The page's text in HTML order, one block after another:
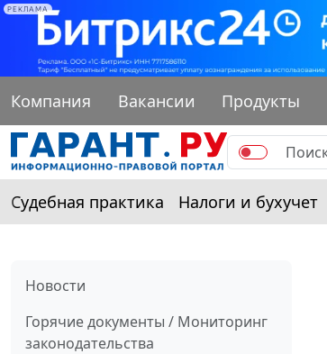
РЕКЛАМА
Компания Вакансии Продукты
Судебная практика Налоги и бухучет
Новости
Горячие документы / Мониторинг
законодательства